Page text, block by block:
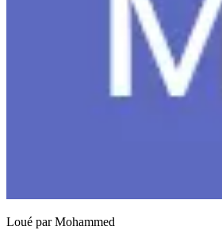
Loué parMohammed